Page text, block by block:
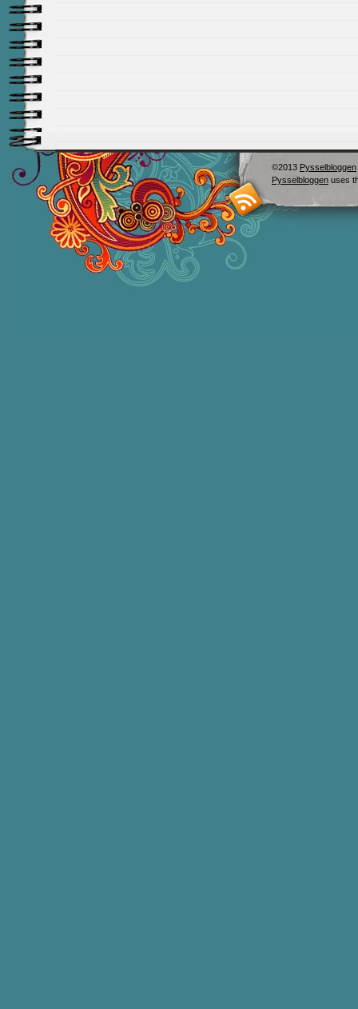
©2013 Pysselbloggen
Pysselbloggen uses